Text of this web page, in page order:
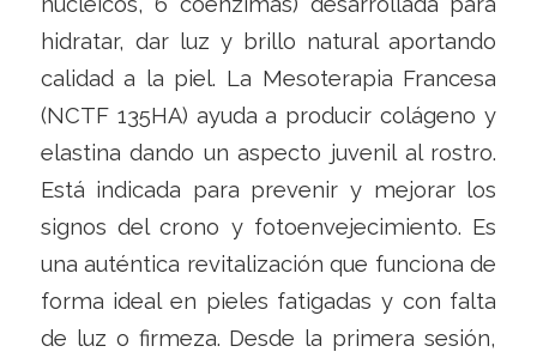
hidratar, dar luz y brillo natural aportando
calidad a la piel. La Mesoterapia Francesa
(NCTF 135HA) ayuda a producir colágeno y
elastina dando un aspecto juvenil al rostro.
Está indicada para prevenir y mejorar los
signos del crono y fotoenvejecimiento. Es
una auténtica revitalización que funciona de
forma ideal en pieles fatigadas y con falta
de luz o firmeza. Desde la primera sesión,